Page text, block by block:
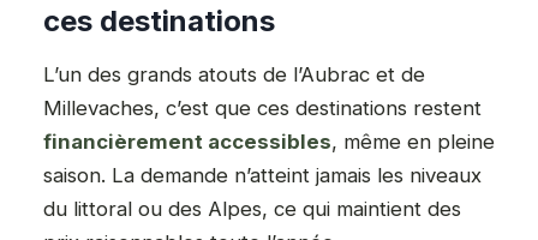
ces destinations
L’un des grands atouts de l’Aubrac et de
Millevaches, c’est que ces destinations restent
financièrement accessibles, même en pleine
saison. La demande n’atteint jamais les niveaux
du littoral ou des Alpes, ce qui maintient des